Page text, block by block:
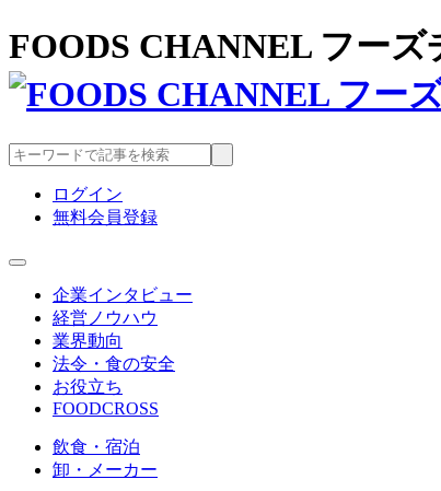
FOODS CHANNEL フー
ログイン
無料会員登録
企業インタビュー
経営ノウハウ
業界動向
法令・食の安全
お役立ち
FOODCROSS
飲食・宿泊
卸・メーカー